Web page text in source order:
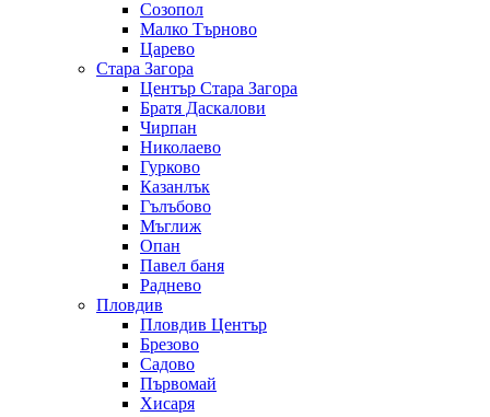
Созопол
Малко Търново
Царево
Стара Загора
Център Стара Загора
Братя Даскалови
Чирпан
Николаево
Гурково
Казанлък
Гълъбово
Мъглиж
Опан
Павел баня
Раднево
Пловдив
Пловдив Център
Брезово
Садово
Първомай
Хисаря